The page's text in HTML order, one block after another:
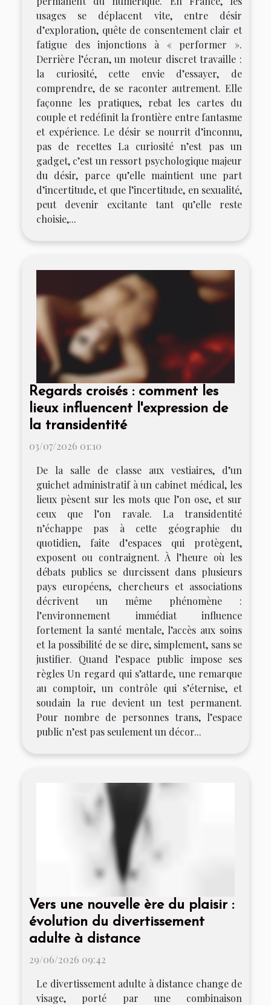
usages se déplacent vite, entre désir
d’exploration, quête de consentement clair et
fatigue des injonctions à « performer ».
Derrière l’écran, un moteur discret travaille :
la curiosité, cette envie d’essayer, de
comprendre, de se raconter autrement. Elle
façonne les pratiques, rebat les cartes du
couple et redéfinit la frontière entre fantasme
et expérience. Le désir se nourrit d’inconnu,
pas de recettes La curiosité n’est pas un
gadget, c’est un ressort psychologique majeur
du désir, parce qu’elle maintient une part
d’incertitude, et que l’incertitude, en sexualité,
peut devenir excitante tant qu’elle reste
choisie,...
Regards croisés : comment les
lieux influencent l'expression de
la transidentité
03/07/2026 01:10
De la salle de classe aux vestiaires, d’un
guichet administratif à un cabinet médical, les
lieux pèsent sur les mots que l’on ose, et sur
ceux que l’on ravale. La transidentité
n’échappe pas à cette géographie du
quotidien, faite d’espaces qui protègent,
exposent ou contraignent. À l’heure où les
débats publics se durcissent dans plusieurs
pays européens, chercheurs et associations
décrivent un même phénomène :
l’environnement immédiat influence
fortement la santé mentale, l’accès aux soins
et la possibilité de se dire, simplement, sans se
justifier. Quand l’espace public impose ses
règles Un regard qui s’attarde, une remarque
au comptoir, un contrôle qui s’éternise, et
soudain la rue devient un test permanent.
Pour nombre de personnes trans, l’espace
public n’est pas seulement un décor...
Vers une nouvelle ère du plaisir :
évolution du divertissement
adulte à distance
29/06/2026 09:42
Le divertissement adulte à distance change de
visage, porté par une combinaison